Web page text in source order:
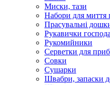
Миски, тази
Набори для миття
Прасувальні
Рукавички
Рукомийники
Серветки для
Совки
Сушарки
Швабри, запаски